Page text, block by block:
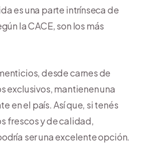
es una parte intrínseca de
la CACE, son los más
desde carnes de
exclusivos, mantienen una
en el país. Así que, si tenés
frescos y de calidad,
ser una excelente opción.